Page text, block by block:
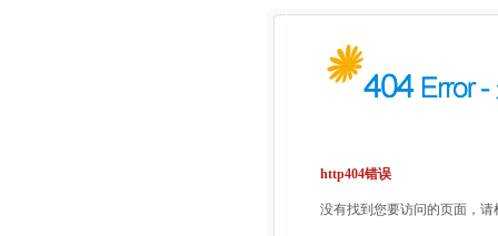
http404错误
没有找到您要访问的页面，